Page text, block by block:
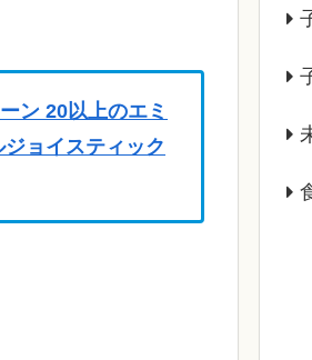
ン 20以上のエミ
ョイスティック